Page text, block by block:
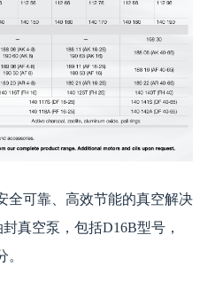
全可靠、高效节能的真空解决
真空泵，包括D16B型号，